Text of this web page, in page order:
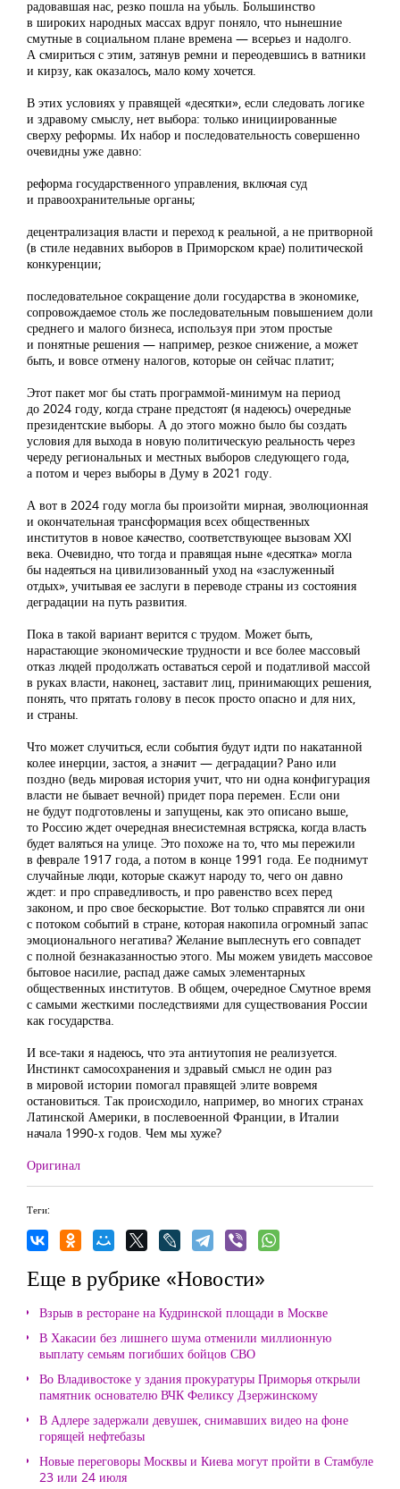
радовавшая нас, резко пошла на убыль. Большинство
в широких народных массах вдруг поняло, что нынешние
смутные в социальном плане времена — всерьез и надолго.
А смириться с этим, затянув ремни и переодевшись в ватники
и кирзу, как оказалось, мало кому хочется.
В этих условиях у правящей «десятки», если следовать логике
и здравому смыслу, нет выбора: только инициированные
сверху реформы. Их набор и последовательность совершенно
очевидны уже давно:
реформа государственного управления, включая суд
и правоохранительные органы;
децентрализация власти и переход к реальной, а не притворной
(в стиле недавних выборов в Приморском крае) политической
конкуренции;
последовательное сокращение доли государства в экономике,
сопровождаемое столь же последовательным повышением доли
среднего и малого бизнеса, используя при этом простые
и понятные решения — например, резкое снижение, а может
быть, и вовсе отмену налогов, которые он сейчас платит;
Этот пакет мог бы стать программой-минимум на период
до 2024 году, когда стране предстоят (я надеюсь) очередные
президентские выборы. А до этого можно было бы создать
условия для выхода в новую политическую реальность через
череду региональных и местных выборов следующего года,
а потом и через выборы в Думу в 2021 году.
А вот в 2024 году могла бы произойти мирная, эволюционная
и окончательная трансформация всех общественных
институтов в новое качество, соответствующее вызовам XXI
века. Очевидно, что тогда и правящая ныне «десятка» могла
бы надеяться на цивилизованный уход на «заслуженный
отдых», учитывая ее заслуги в переводе страны из состояния
деградации на путь развития.
Пока в такой вариант верится с трудом. Может быть,
нарастающие экономические трудности и все более массовый
отказ людей продолжать оставаться серой и податливой массой
в руках власти, наконец, заставит лиц, принимающих решения,
понять, что прятать голову в песок просто опасно и для них,
и страны.
Что может случиться, если события будут идти по накатанной
колее инерции, застоя, а значит — деградации? Рано или
поздно (ведь мировая история учит, что ни одна конфигурация
власти не бывает вечной) придет пора перемен. Если они
не будут подготовлены и запущены, как это описано выше,
то Россию ждет очередная внесистемная встряска, когда власть
будет валяться на улице. Это похоже на то, что мы пережили
в феврале 1917 года, а потом в конце 1991 года. Ее поднимут
случайные люди, которые скажут народу то, чего он давно
ждет: и про справедливость, и про равенство всех перед
законом, и про свое бескорыстие. Вот только справятся ли они
с потоком событий в стране, которая накопила огромный запас
эмоционального негатива? Желание выплеснуть его совпадет
с полной безнаказанностью этого. Мы можем увидеть массовое
бытовое насилие, распад даже самых элементарных
общественных институтов. В общем, очередное Смутное время
с самыми жесткими последствиями для существования России
как государства.
И все-таки я надеюсь, что эта антиутопия не реализуется.
Инстинкт самосохранения и здравый смысл не один раз
в мировой истории помогал правящей элите вовремя
остановиться. Так происходило, например, во многих странах
Латинской Америки, в послевоенной Франции, в Италии
начала 1990-х годов. Чем мы хуже?
Оригинал
Теги:
Еще в рубрике «Новости»
Взрыв в ресторане на Кудринской площади в Москве
В Хакасии без лишнего шума отменили миллионную
выплату семьям погибших бойцов СВО
Во Владивостоке у здания прокуратуры Приморья открыли
памятник основателю ВЧК Феликсу Дзержинскому
В Адлере задержали девушек, снимавших видео на фоне
горящей нефтебазы
Новые переговоры Москвы и Киева могут пройти в Стамбуле
23 или 24 июля